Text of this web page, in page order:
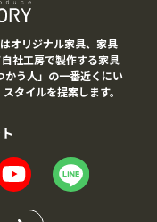
オリジナル家具、家具
社工房で製作する家具
かう人」の一番近くにい
タイルを提案します。